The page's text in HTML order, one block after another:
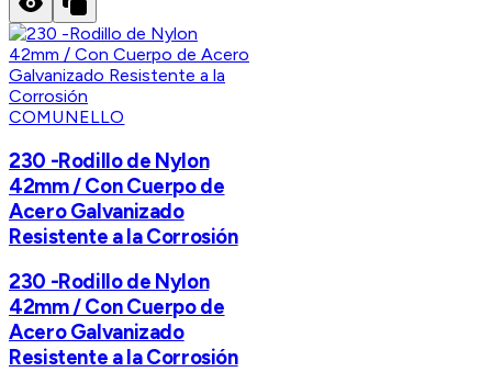
COMUNELLO
230 -Rodillo de Nylon
42mm / Con Cuerpo de
Acero Galvanizado
Resistente a la Corrosión
230 -Rodillo de Nylon
42mm / Con Cuerpo de
Acero Galvanizado
Resistente a la Corrosión